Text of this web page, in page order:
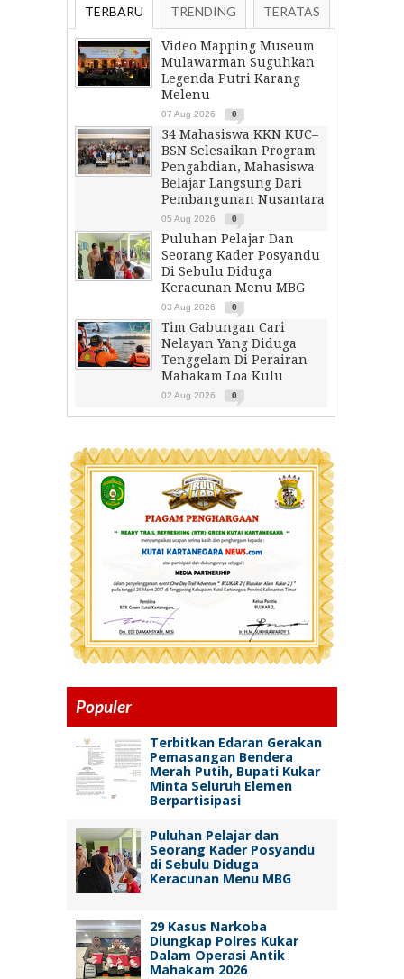
TERBARU TRENDING TERATAS
Video Mapping Museum
Mulawarman Suguhkan
Legenda Putri Karang
Melenu
07 Aug 2026 0
34 Mahasiswa KKN KUC–
BSN Selesaikan Program
Pengabdian, Mahasiswa
Belajar Langsung Dari
Pembangunan Nusantara
05 Aug 2026 0
Puluhan Pelajar Dan
Seorang Kader Posyandu
Di Sebulu Diduga
Keracunan Menu MBG
03 Aug 2026 0
Tim Gabungan Cari
Nelayan Yang Diduga
Tenggelam Di Perairan
Mahakam Loa Kulu
02 Aug 2026 0
Populer
Terbitkan Edaran Gerakan
Pemasangan Bendera
Merah Putih, Bupati Kukar
Minta Seluruh Elemen
Berpartisipasi
Puluhan Pelajar dan
Seorang Kader Posyandu
di Sebulu Diduga
Keracunan Menu MBG
29 Kasus Narkoba
Diungkap Polres Kukar
Dalam Operasi Antik
Mahakam 2026